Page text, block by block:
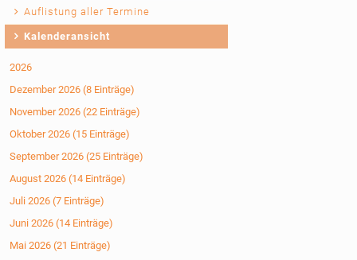
Auflistung aller Termine
Kalenderansicht
2026
Dezember 2026 (8 Einträge)
November 2026 (22 Einträge)
Oktober 2026 (15 Einträge)
September 2026 (25 Einträge)
August 2026 (14 Einträge)
Juli 2026 (7 Einträge)
Juni 2026 (14 Einträge)
Mai 2026 (21 Einträge)